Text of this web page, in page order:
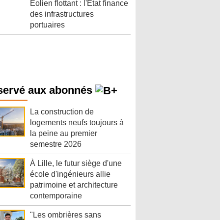
Éolien flottant : l'État finance
des infrastructures
portuaires
aux abonnés
La construction de
logements neufs toujours à
la peine au premier
semestre 2026
À Lille, le futur siège d'une
école d'ingénieurs allie
patrimoine et architecture
contemporaine
"Les ombrières sans